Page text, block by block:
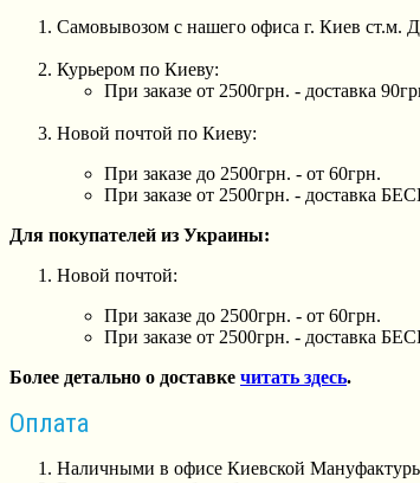
Самовывозом с нашего офиса г. Киев ст.м.
Курьером по Киеву:
При заказе от 2500грн. - доставка
Новой почтой по Киеву:
При заказе до 2500грн. - от 60грн.
При заказе от 2500грн. - доставка
Для покупателей из Украины:
Новой почтой:
При заказе до 2500грн. - от 60грн.
При заказе от 2500грн. - доставка
Более детально о доставке читать здесь.
Оплата
Наличными в офисе Киевской